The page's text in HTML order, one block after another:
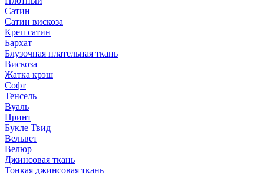
Сатин
Сатин вискоза
Креп сатин
Бархат
Блузочная плательная ткань
Вискоза
Жатка крэш
Софт
Тенсель
Вуаль
Принт
Букле Твид
Вельвет
Велюр
Джинсовая ткань
Тонкая джинсовая ткань